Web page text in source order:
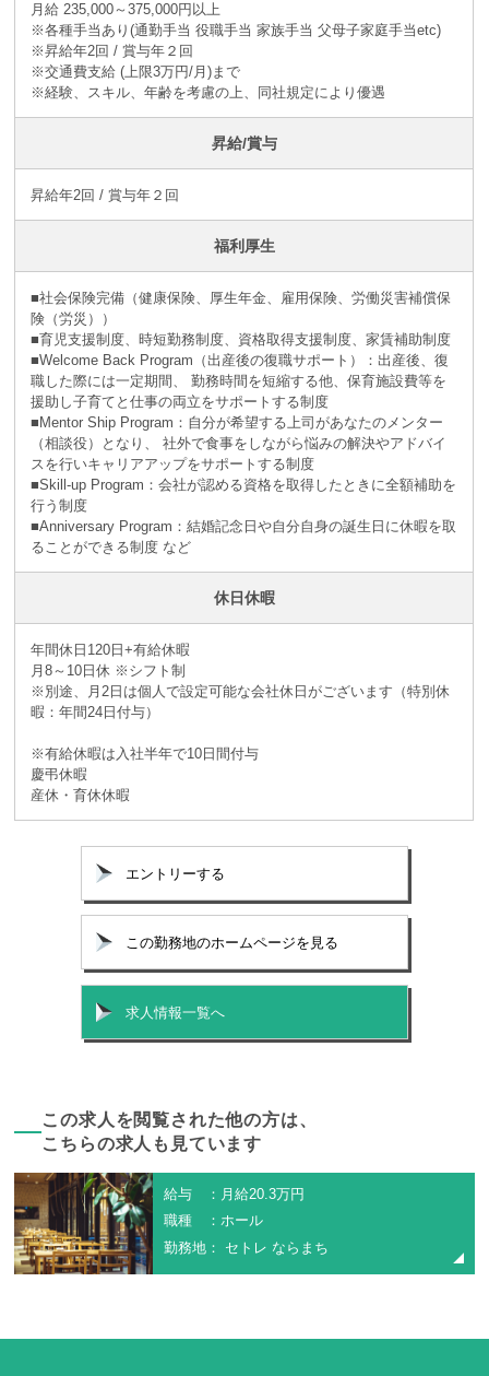
月給 235,000～375,000円以上
※各種手当あり(通勤手当 役職手当 家族手当 父母子家庭手当etc)
※昇給年2回 / 賞与年２回
※交通費支給 (上限3万円/月)まで
※経験、スキル、年齢を考慮の上、同社規定により優遇
昇給/賞与
昇給年2回 / 賞与年２回
福利厚生
■社会保険完備（健康保険、厚生年金、雇用保険、労働災害補償保
険（労災））
■育児支援制度、時短勤務制度、資格取得支援制度、家賃補助制度
■Welcome Back Program（出産後の復職サポート）：出産後、復
職した際には一定期間、 勤務時間を短縮する他、保育施設費等を
援助し子育てと仕事の両立をサポートする制度
■Mentor Ship Program：自分が希望する上司があなたのメンター
（相談役）となり、 社外で食事をしながら悩みの解決やアドバイ
スを行いキャリアアップをサポートする制度
■Skill-up Program：会社が認める資格を取得したときに全額補助を
行う制度
■Anniversary Program：結婚記念日や自分自身の誕生日に休暇を取
ることができる制度 など
休日休暇
年間休日120日+有給休暇
月8～10日休 ※シフト制
※別途、月2日は個人で設定可能な会社休日がございます（特別休
暇：年間24日付与）
※有給休暇は入社半年で10日間付与
慶弔休暇
産休・育休休暇
エントリーする
この勤務地のホームページを見る
求人情報一覧へ
この求人を閲覧された他の方は、
こちらの求人も見ています
給与 ：月給20.3万円
職種 ：ホール
勤務地： セトレ ならまち